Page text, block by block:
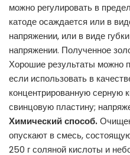
можно регулировать в
катоде осаждается или в
напряжении, или в виде
напряжении. Полученное
Хорошие результаты можно
если использовать в
концентрированную серную
свинцовую пластину;
Химический способ.
опускают в смесь,
250 г соляной кислоты и